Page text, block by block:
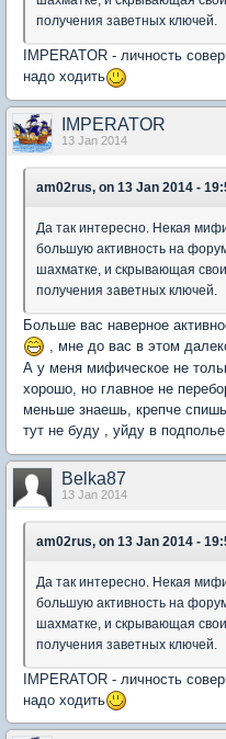
получения заветных ключей.
IMPERATOR - личность
надо ходить
IMPERATOR
13 Jan 2014
am02rus, on 13 Jan 2014 -
Да так интересно. Некая
большую активность на
шахматке, и скрывающая
получения заветных ключей.
Больше вас наверное
, мне до вас в этом
А у меня мифическое не
хорошо, но главное не
меньше знаешь, крепче
тут не буду , уйду в
Belka87
13 Jan 2014
am02rus, on 13 Jan 2014 -
Да так интересно. Некая
большую активность на
шахматке, и скрывающая
получения заветных ключей.
IMPERATOR - личность
надо ходить